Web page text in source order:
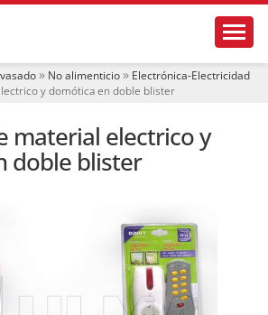
No alimenticio
Electrónica-Electricidad
y domótica en doble blister
material electrico y
doble blister